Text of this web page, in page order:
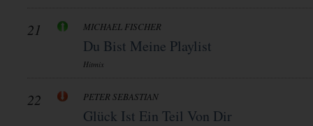
21 MICHAEL FISCHER
Du Bist Meine Playlist
Hitmix
22 PETER SEBASTIAN
Glück Ist Ein Teil Von Dir